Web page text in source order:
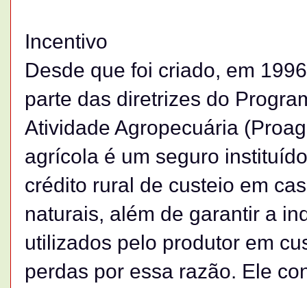
Incentivo
Desde que foi criado, em
parte das diretrizes do
Atividade Agropecuária
agrícola é um seguro
crédito rural de custeio em
naturais, além de garantir a
utilizados pelo produtor em
perdas por essa razão. Ele